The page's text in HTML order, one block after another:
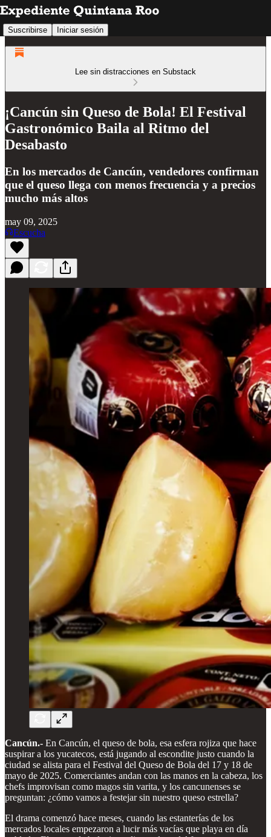
Suscribirse Iniciar sesión
Lee sin distracciones en Substack
¡Cancún sin Queso de Bola! El Festival
Gastronómico Baila al Ritmo del
Desabasto
En los mercados de Cancún, vendedores confirman
que el queso llega con menos frecuencia y a precios
mucho más altos
may 09, 2025
Escucha
Cancún.- En Cancún, el queso de bola, esa esfera rojiza que hace
suspirar a los yucatecos, está jugando al escondite justo cuando la
ciudad se alista para el Festival del Queso de Bola del 17 y 18 de
mayo de 2025. Comerciantes andan con las manos en la cabeza, los
chefs improvisan como magos sin varita, y los cancunenses se
preguntan: ¿cómo vamos a festejar sin nuestro queso estrella?
El drama comenzó hace meses, cuando las estanterías de los
mercados locales empezaron a lucir más vacías que playa en día